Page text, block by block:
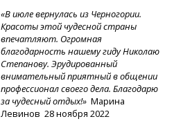
«В июле вернулась из Черногории.
Красоты этой чудесной страны
впечатляют. Огромная
благодарность нашему гиду Николаю
Степанову. Эрудированный
внимательный приятный в общении
профессионал своего дела. Благодарю
за чудесный отдых!» Марина
Левинов 28 ноября 2022